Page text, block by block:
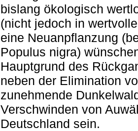
bislang ökologisch
(nicht jedoch in
eine Neuanpflanzung
Populus nigra)
Hauptgrund des
neben der Elimination
zunehmende
Verschwinden von
Deutschland sein.